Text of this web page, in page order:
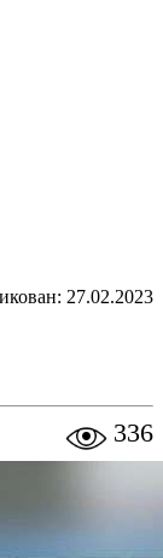
27.02.2023
336